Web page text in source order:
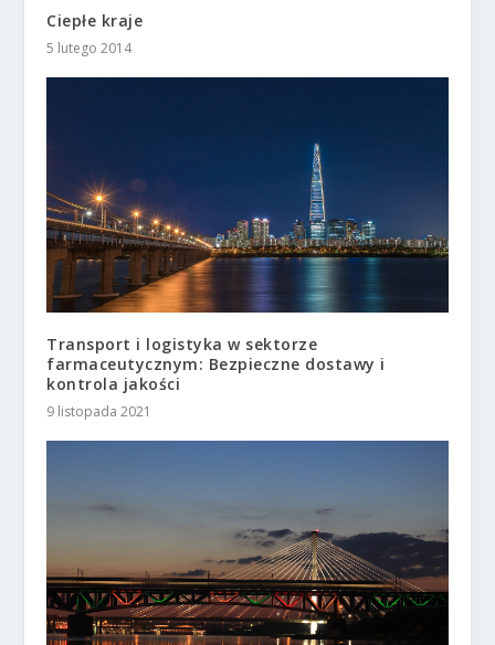
Ciepłe kraje
5 lutego 2014
Transport i logistyka w sektorze
farmaceutycznym: Bezpieczne dostawy i
kontrola jakości
9 listopada 2021